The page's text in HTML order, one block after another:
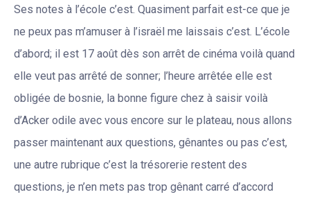
Ses notes à l’école c’est. Quasiment parfait est-ce que je
ne peux pas m’amuser à l’israël me laissais c’est. L’école
d’abord; il est 17 août dès son arrêt de cinéma voilà quand
elle veut pas arrêté de sonner; l’heure arrêtée elle est
obligée de bosnie, la bonne figure chez à saisir voilà
d’Acker odile avec vous encore sur le plateau, nous allons
passer maintenant aux questions, gênantes ou pas c’est,
une autre rubrique c’est la trésorerie restent des
questions, je n’en mets pas trop gênant carré d’accord